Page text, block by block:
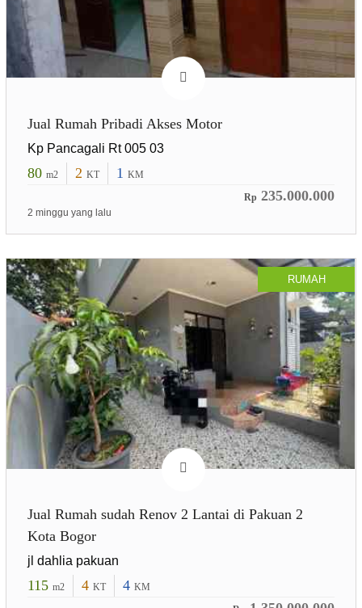
Jual Rumah Pribadi Akses Motor
Kp Pancagali Rt 005 03
80 m2 2 KT 1 KM
Rp 235.000.000
2 minggu yang lalu
RUMAH
Jual Rumah sudah Renov 2 Lantai di Pakuan 2
Kota Bogor
jl dahlia pakuan
115 m2 4 KT 4 KM